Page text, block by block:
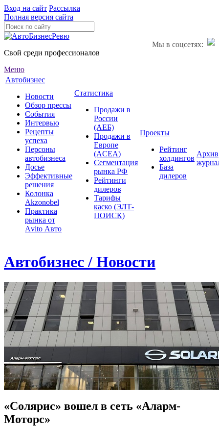
Вход на сайт Рассылка
Полная версия сайта
Мы в соцсетях:
Свой среди профессионалов
Меню
Автобизнес
Новости
Обзор прессы
События
Интервью
Рецепты
успеха
Персоны
автобизнеса
Досье
Эффективные
решения
Колонка
Akzonobel
Практика
рынка от
Аvito Авто
Статистика
Продажи в
России
(АЕБ)
Продажи в
Европе
(ACEA)
Сегментация
рынка РФ
Рейтинги
дилеров
Тарифы
каско (ЭЛТ-
ПОИСК)
Проекты
Рейтинг
холдингов
База
дилеров
Архив
Автобизнес / Новости
«Солярис» вошел в сеть «Аларм-
Моторс»